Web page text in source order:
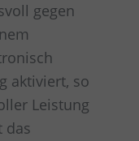
gegen
aktiviert, so
Leistung
das